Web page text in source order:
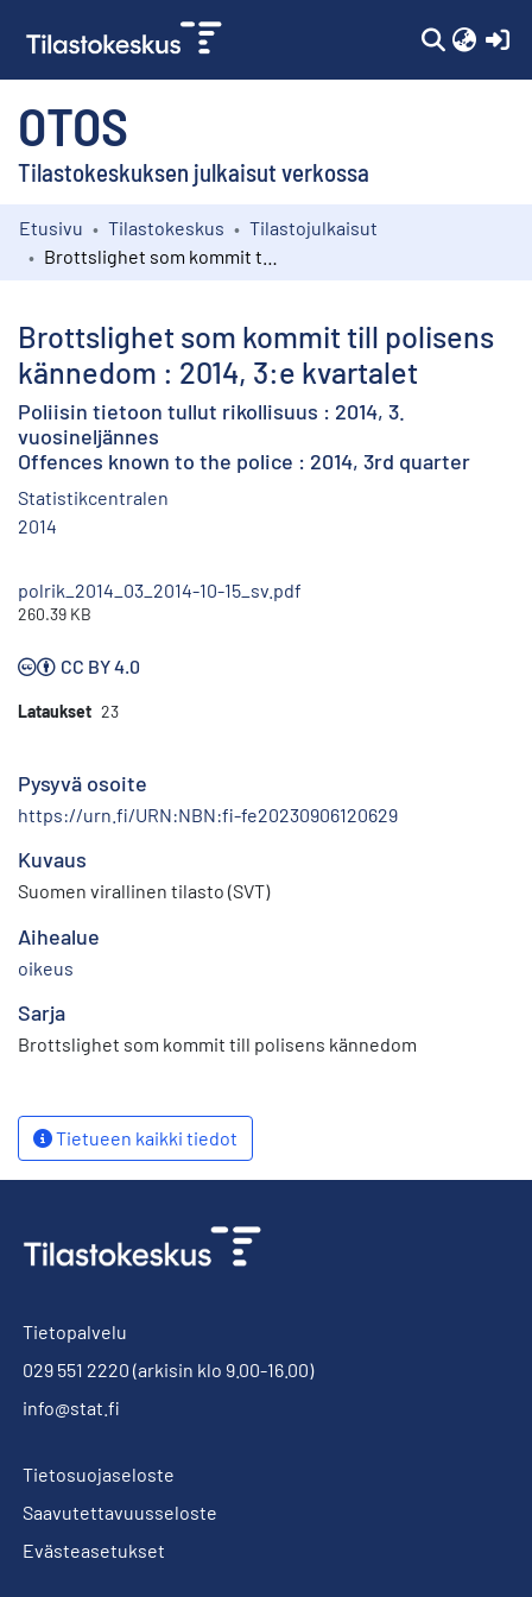
OTOS
Tilastokeskuksen julkaisut verkossa
Kokoelmat
Etusivu Tilastokeskus
Tilastojulkaisut
Brottslighet som kommit till polisens
kännedom : 2014, 3:e kvartalet
Poliisin tietoon tullut rikollisuus : 2014, 3.
vuosineljännes
Offences known to the police : 2014, 3rd quarter
Statistikcentralen
2014
polrik_2014_03_2014-10-15_sv.pdf
260.39 KB
CC BY 4.0
Lataukset 23
Pysyvä osoite
https://urn.fi/URN:NBN:fi-fe20230906120629
Kuvaus
Suomen virallinen tilasto (SVT)
Aihealue
oikeus
Sarja
Brottslighet som kommit till polisens kännedom
Tietueen kaikki tiedot
Tietopalvelu
029 551 2220 (arkisin klo 9.00-16.00)
info@stat.fi
Tietosuojaseloste
Saavutettavuusseloste
Evästeasetukset